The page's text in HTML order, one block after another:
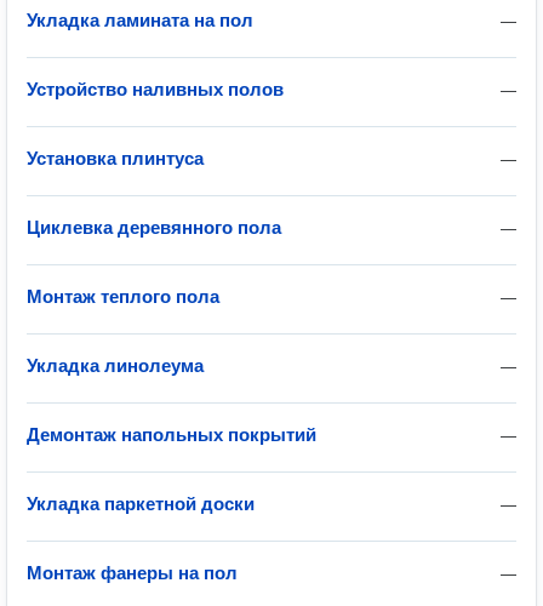
—
Укладка ламината на пол
—
Устройство наливных полов
—
Установка плинтуса
—
Циклевка деревянного пола
—
Монтаж теплого пола
—
Укладка линолеума
—
Демонтаж напольных покрытий
—
Укладка паркетной доски
—
Монтаж фанеры на пол